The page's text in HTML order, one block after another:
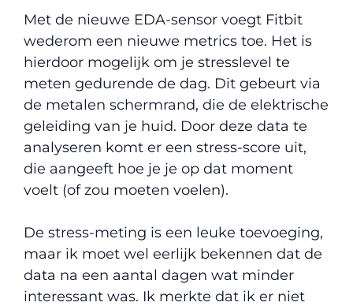
Met de nieuwe EDA-sensor voegt Fitbit
wederom een nieuwe metrics toe. Het is
hierdoor mogelijk om je stresslevel te
meten gedurende de dag. Dit gebeurt via
de metalen schermrand, die de elektrische
geleiding van je huid. Door deze data te
analyseren komt er een stress-score uit,
die aangeeft hoe je je op dat moment
voelt (of zou moeten voelen).
De stress-meting is een leuke toevoeging,
maar ik moet wel eerlijk bekennen dat de
data na een aantal dagen wat minder
interessant was. Ik merkte dat ik er niet